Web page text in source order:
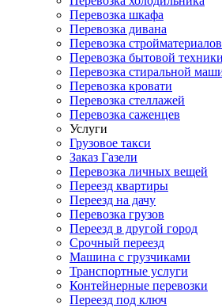
Перевозка шкафа
Перевозка дивана
Перевозка стройматериалов
Перевозка бытовой техники
Перевозка стиральной
Перевозка кровати
Перевозка стеллажей
Перевозка саженцев
Услуги
Грузовое такси
Заказ Газели
Перевозка личных вещей
Переезд квартиры
Переезд на дачу
Перевозка грузов
Переезд в другой город
Срочный переезд
Машина с грузчиками
Транспортные услуги
Контейнерные перевозки
Переезд под ключ